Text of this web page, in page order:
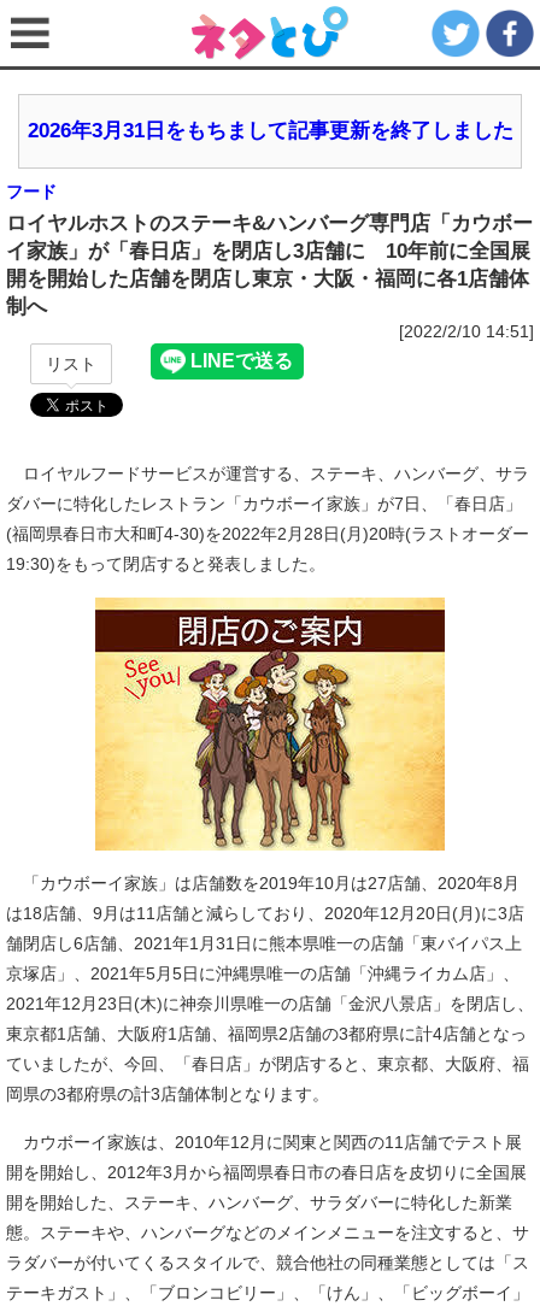
2026年3月31日をもちまして記事更新を終了しました
フード
ロイヤルホストのステーキ&ハンバーグ専門店「カウボー
イ家族」が「春日店」を閉店し3店舗に 10年前に全国展
開を開始した店舗を閉店し東京・大阪・福岡に各1店舗体
制へ
[2022/2/10 14:51]
リスト
ロイヤルフードサービスが運営する、ステーキ、ハンバーグ、サラ
ダバーに特化したレストラン「カウボーイ家族」が7日、「春日店」
(福岡県春日市大和町4-30)を2022年2月28日(月)20時(ラストオーダー
19:30)をもって閉店すると発表しました。
「カウボーイ家族」は店舗数を2019年10月は27店舗、2020年8月
は18店舗、9月は11店舗と減らしており、2020年12月20日(月)に3店
舗閉店し6店舗、2021年1月31日に熊本県唯一の店舗「東バイパス上
京塚店」、2021年5月5日に沖縄県唯一の店舗「沖縄ライカム店」、
2021年12月23日(木)に神奈川県唯一の店舗「金沢八景店」を閉店し、
東京都1店舗、大阪府1店舗、福岡県2店舗の3都府県に計4店舗となっ
ていましたが、今回、「春日店」が閉店すると、東京都、大阪府、福
岡県の3都府県の計3店舗体制となります。
カウボーイ家族は、2010年12月に関東と関西の11店舗でテスト展
開を開始し、2012年3月から福岡県春日市の春日店を皮切りに全国展
開を開始した、ステーキ、ハンバーグ、サラダバーに特化した新業
態。ステーキや、ハンバーグなどのメインメニューを注文すると、サ
ラダバーが付いてくるスタイルで、競合他社の同種業態としては「ス
テーキガスト」、「ブロンコビリー」、「けん」、「ビッグボーイ」